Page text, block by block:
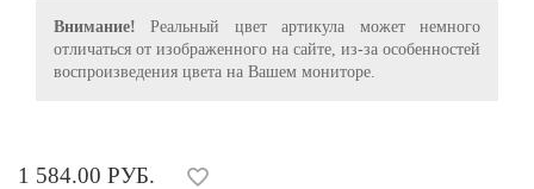
Внимание! Реальный цвет артикула может немного
отличаться от изображенного на сайте, из-за особенностей
воспроизведения цвета на Вашем мониторе.
1 584.00 РУБ.